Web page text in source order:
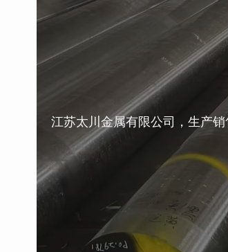
江苏太川金属有限公司，生产